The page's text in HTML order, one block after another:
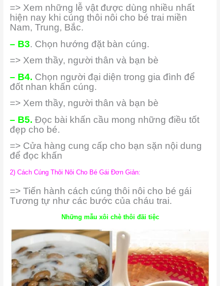
=> Xem những lễ vật được dùng nhiều nhất
hiện nay khi cúng thôi nôi cho bé trai miền
Nam, Trung, Bắc.
– B3. Chọn hướng đặt bàn cúng.
=> Xem thầy, người thân và bạn bè
– B4. Chọn người đại diện trong gia đình để
đốt nhan khấn cúng.
=> Xem thầy, người thân và bạn bè
– B5. Đọc bài khấn cầu mong những điều tốt
đẹp cho bé.
=> Cửa hàng cung cấp cho bạn sặn nội dung
để đọc khấn
2) Cách Cúng Thôi Nôi Cho Bé Gái Đơn Giản:
=> Tiến hành cách cúng thôi nôi cho bé gái
Tương tự như các bước của cháu trai.
Những mẫu xôi chè thôi đãi tiệc